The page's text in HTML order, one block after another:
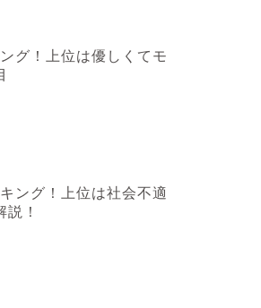
グ！上位は優しくてモ
ング！上位は社会不適
！